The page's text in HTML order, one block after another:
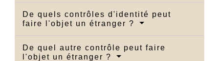
De quels contrôles d'identité peut
faire l'objet un étranger ?
De quel autre contrôle peut faire
l'objet un étranger ?